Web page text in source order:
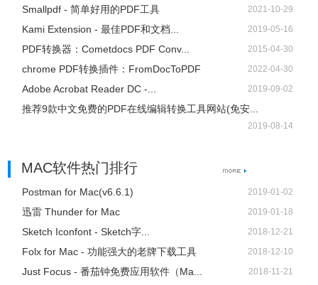
Smallpdf - 简单好用的PDF工具 2021-10-29
Kami Extension - 最佳PDF和文档... 2019-05-16
PDF转换器：Cometdocs PDF Conv... 2015-04-30
chrome PDF转换插件：FromDocToPDF 2022-04-30
Adobe Acrobat Reader DC -... 2019-09-02
推荐9款中文免费的PDF在线编辑转换工具网站(免安...
2019-08-14
MAC软件热门排行
Postman for Mac(v6.6.1) 2019-01-02
迅雷 Thunder for Mac 2019-01-18
Sketch Iconfont - Sketch字... 2018-12-21
Folx for Mac - 功能强大的老牌下载工具 2018-12-10
Just Focus - 番茄钟免费应用软件（Ma... 2018-11-21